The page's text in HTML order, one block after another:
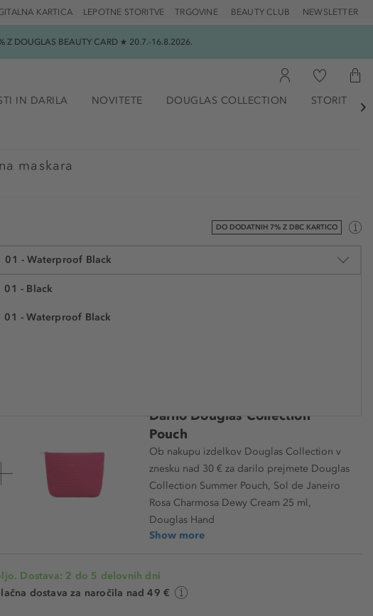
TRGOVINE BEAUTY CLUB NEWSLETTER
LEPOTNE STORITVE
KARTICA
Z DOUGLAS BEAUTY CARD ★ 20.7.-16.8.2026.
IN DARILA NOVITETE DOUGLAS COLLECTION STORITVE

maskara
DO DODATNIH 7% Z DBC KARTICO
01 - Waterproof Black
01 - Black
01 - Waterproof Black
Darilo Douglas Collection
Pouch
Ob nakupu izdelkov Douglas Collection v
znesku nad 30 € za darilo prejmete Douglas
Collection Summer Pouch, Sol de Janeiro
Rosa Charmosa Dewy Cream 25 ml,
Douglas Hand
Show more
Dostava: 2 do 5 delovnih dni
dostava za naročila nad 49 €